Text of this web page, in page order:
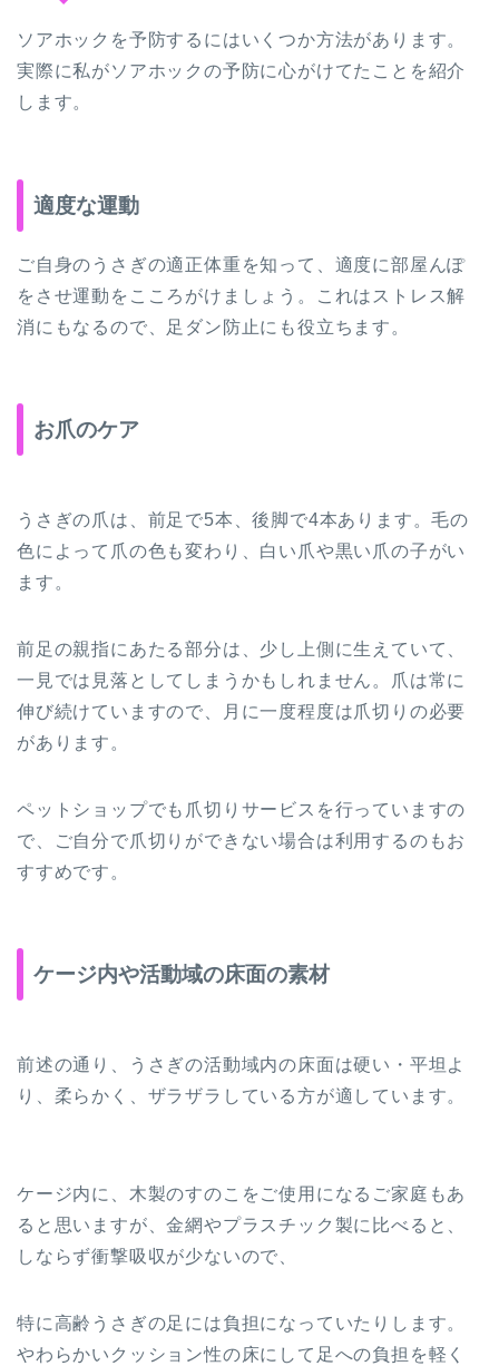
ソアホックを予防するにはいくつか方法があります。
実際に私がソアホックの予防に心がけてたことを紹介
します。
適度な運動
ご自身のうさぎの適正体重を知って、適度に部屋んぽ
をさせ運動をこころがけましょう。これはストレス解
消にもなるので、足ダン防止にも役立ちます。
お爪のケア
うさぎの爪は、前足で5本、後脚で4本あります。毛の
色によって爪の色も変わり、白い爪や黒い爪の子がい
ます。
前足の親指にあたる部分は、少し上側に生えていて、
一見では見落としてしまうかもしれません。爪は常に
伸び続けていますので、月に一度程度は爪切りの必要
があります。
ペットショップでも爪切りサービスを行っていますの
で、ご自分で爪切りができない場合は利用するのもお
すすめです。
ケージ内や活動域の床面の素材
前述の通り、うさぎの活動域内の床面は硬い・平坦よ
り、柔らかく、ザラザラしている方が適しています。
ケージ内に、木製のすのこをご使用になるご家庭もあ
ると思いますが、金網やプラスチック製に比べると、
しならず衝撃吸収が少ないので、
特に高齢うさぎの足には負担になっていたりします。
やわらかいクッション性の床にして足への負担を軽く